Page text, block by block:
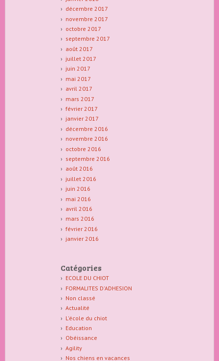
décembre 2017
novembre 2017
octobre 2017
septembre 2017
août 2017
juillet 2017
juin 2017
mai 2017
avril 2017
mars 2017
février 2017
janvier 2017
décembre 2016
novembre 2016
octobre 2016
septembre 2016
août 2016
juillet 2016
juin 2016
mai 2016
avril 2016
mars 2016
février 2016
janvier 2016
Catégories
ECOLE DU CHIOT
FORMALITES D'ADHESION
Non classé
Actualité
L'école du chiot
Education
Obéissance
Agility
Nos chiens en vacances